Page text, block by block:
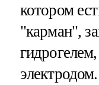
котором
"карман",